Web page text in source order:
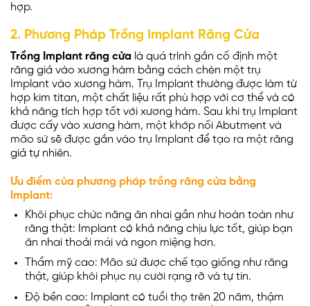
hợp.
2. Phương Pháp Trồng Implant Răng Cửa
Trồng Implant răng cửa là quá trình gắn cố định một
răng giả vào xương hàm bằng cách chèn một trụ
Implant vào xương hàm. Trụ Implant thường được làm từ
hợp kim titan, một chất liệu rất phù hợp với cơ thể và có
khả năng tích hợp tốt với xương hàm. Sau khi trụ Implant
được cấy vào xương hàm, một khớp nối Abutment và
mão sứ sẽ được gắn vào trụ Implant để tạo ra một răng
giả tự nhiên.
Ưu điểm của phương pháp trồng răng cửa bằng
Implant:
Khôi phục chức năng ăn nhai gần như hoàn toàn như
răng thật: Implant có khả năng chịu lực tốt, giúp bạn
ăn nhai thoải mái và ngon miệng hơn.
Thẩm mỹ cao: Mão sứ được chế tạo giống như răng
thật, giúp khôi phục nụ cười rạng rỡ và tự tin.
Độ bền cao: Implant có tuổi thọ trên 20 năm, thậm